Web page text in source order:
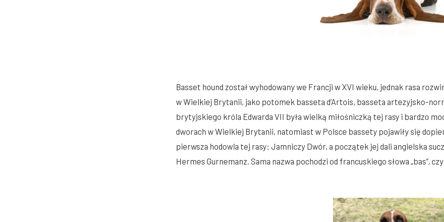
Basset hound został wyhodowany we Francji w XVI wieku, jednak rasa
w Wielkiej Brytanii, jako potomek basseta d’Artois, basseta artezyjsko-
brytyjskiego króla Edwarda VII była wielką miłośniczką tej rasy i bardzo
dworach w Wielkiej Brytanii, natomiast w Polsce bassety pojawiły się
pierwsza hodowla tej rasy: Jamniczy Dwór, a początek jej dali angielska
Hermes Gurnemanz. Sama nazwa pochodzi od francuskiego słowa „bas”,